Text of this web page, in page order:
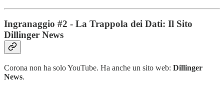
Ingranaggio #2 - La Trappola dei Dati: Il Sito
Dillinger News
Corona non ha solo YouTube. Ha anche un sito web: Dillinger
News.